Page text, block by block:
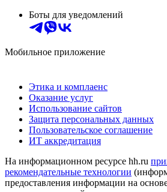
Боты для уведомлений
Мобильное приложение
Этика и комплаенс
Оказание услуг
Использование сайтов
Защита персональных данных
Пользовательское соглашение
ИТ аккредитация
На информационном ресурсе hh.ru
рекомендательные технологии
предоставления информации на